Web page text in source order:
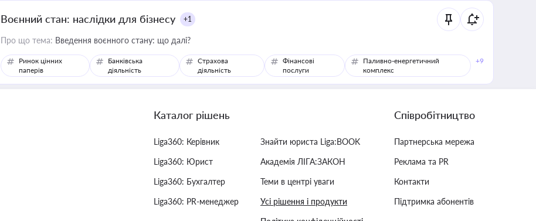
Воєнний стан: наслідки для бізнесу +1
Про що тема: Введення воєнного стану: що далі?
Ринок цінних
паперів
Банківська
діяльність
Страхова
діяльність
Фінансові
послуги
Паливно-енергетичний
комплекс
+9
Каталог рішень
Liga360: Керівник
Liga360: Юрист
Liga360: Бухгалтер
Liga360: PR-менеджер
Знайти юриста Liga:BOOK
Академія ЛІГА:ЗАКОН
Теми в центрі уваги
Усі рішення і продукти
Співробітництво
Партнерська мережа
Реклама та PR
Контакти
Підтримка абонентів